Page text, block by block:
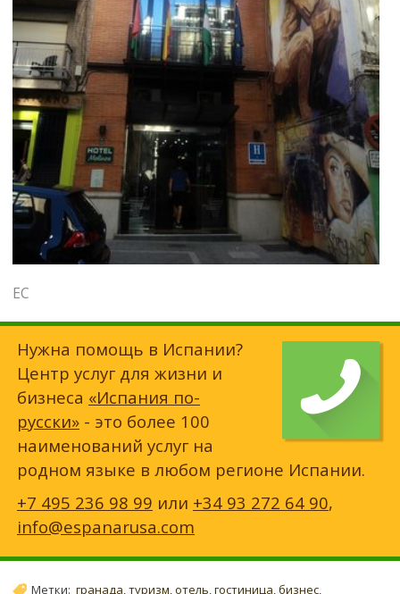
ЕС
Нужна помощь в Испании?
Центр услуг для жизни и
бизнеса «Испания по-
русски» - это более 100
наименований услуг на
родном языке в любом регионе Испании.
+7 495 236 98 99 или +34 93 272 64 90,
info@espanarusa.com
Метки: гранада,туризм,отель,гостиница,бизнес,